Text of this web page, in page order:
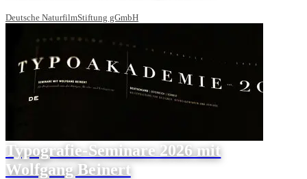
Deutsche NaturfilmStiftung gGmbH
Typografie-Seminare 2026 mit
Wolfgang Beinert